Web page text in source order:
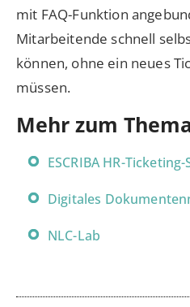
mit FAQ-Funktion
Mitarbeitende schnell
können, ohne ein neues
müssen.
Mehr zum
ESCRIBA HR-
Digitales
NLC-Lab